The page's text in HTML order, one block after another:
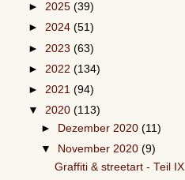
► 2025 (39)
► 2024 (51)
► 2023 (63)
► 2022 (134)
► 2021 (94)
▼ 2020 (113)
► Dezember 2020(11)
▼
November 2020(9)
Graffiti & streetart - Teil IX